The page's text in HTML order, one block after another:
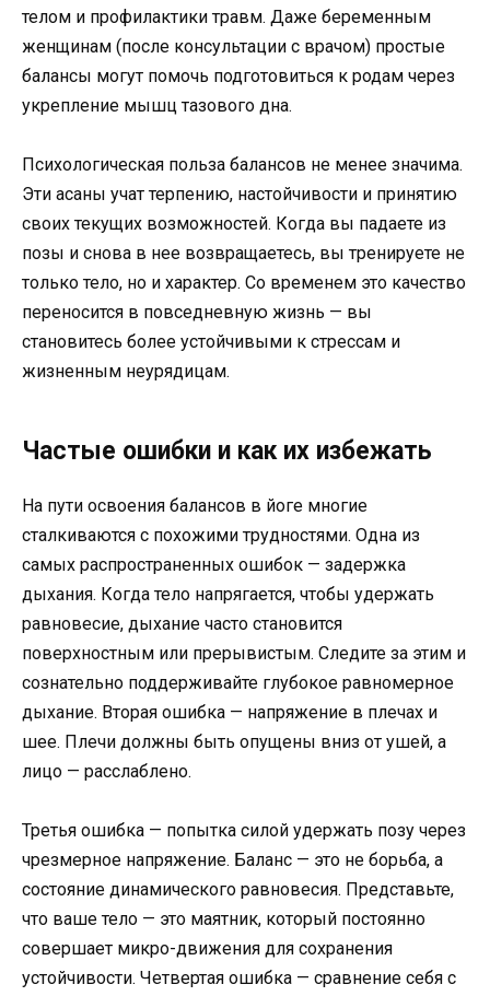
телом и профилактики травм. Даже беременным
женщинам (после консультации с врачом) простые
балансы могут помочь подготовиться к родам через
укрепление мышц тазового дна.
Психологическая польза балансов не менее значима.
Эти асаны учат терпению, настойчивости и принятию
своих текущих возможностей. Когда вы падаете из
позы и снова в нее возвращаетесь, вы тренируете не
только тело, но и характер. Со временем это качество
переносится в повседневную жизнь — вы
становитесь более устойчивыми к стрессам и
жизненным неурядицам.
Частые ошибки и как их избежать
На пути освоения балансов в йоге многие
сталкиваются с похожими трудностями. Одна из
самых распространенных ошибок — задержка
дыхания. Когда тело напрягается, чтобы удержать
равновесие, дыхание часто становится
поверхностным или прерывистым. Следите за этим и
сознательно поддерживайте глубокое равномерное
дыхание. Вторая ошибка — напряжение в плечах и
шее. Плечи должны быть опущены вниз от ушей, а
лицо — расслаблено.
Третья ошибка — попытка силой удержать позу через
чрезмерное напряжение. Баланс — это не борьба, а
состояние динамического равновесия. Представьте,
что ваше тело — это маятник, который постоянно
совершает микро-движения для сохранения
устойчивости. Четвертая ошибка — сравнение себя с